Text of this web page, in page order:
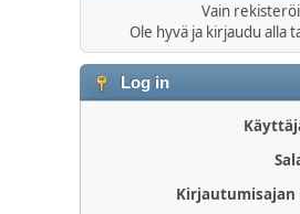
Vain
Ole hyvä ja kirjaudu alla
Log in
Kirjautumisajan